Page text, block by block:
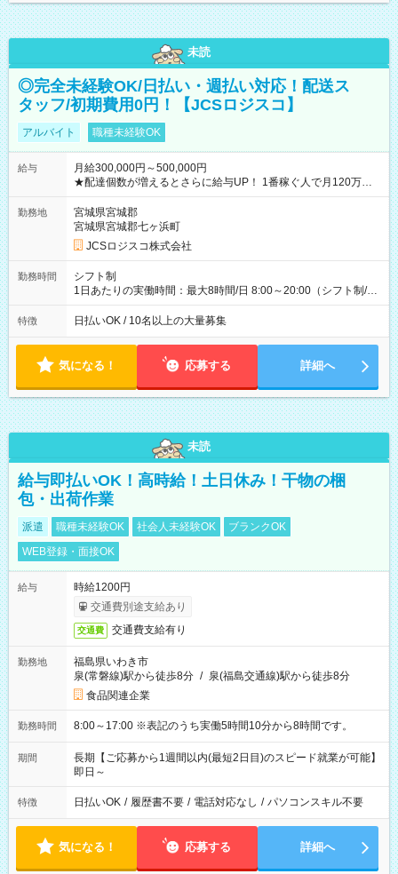
未読
◎完全未経験OK/日払い・週払い対応！配送ス
タッフ/初期費用0円！【JCSロジスコ】
アルバイト 職種未経験OK
給与
月給300,000円～500,000円
★配達個数が増えるとさらに給与UP！ 1番稼ぐ人で月120万ほ
ど！ ・主要都市エリア 月収55万円／週5日稼働 月収65万~112
万円／週6日稼働 ・地方郊外エリア 月収40万円／週5日稼働 月
収40万円~50万円／週6日稼働 ＜モデルイメージ＞ ■月収50万
円 (27歳男性/江東区在住)※元建築関係 1日150個配達×25日勤務
(日休み) ■月収80万円(43歳男性/墨田区在住)※元営業 1日200個
勤務地
宮城県宮城郡
宮城県宮城郡七ヶ浜町
JCSロジスコ株式会社
勤務時間
シフト制
1日あたりの実働時間：最大8時間/日 8:00～20:00（シフト制/実
働8時間） ※週5日勤務（場所次第では週4も有り） ※配達状況
によって時間外での勤務可能性有り ※案件により多少の前後あ
特徴 日払いOK / 10名以上の大量募集
気になる！ 応募する 詳細へ
未読
給与即払いOK！高時給！土日休み！干物の梱
包・出荷作業
派遣 職種未経験OK 社会人未経験OK
ブランクOK
WEB登録・面接OK
給与
時給1200円
交通費別途支給あり
交通費 交通費支給有り
勤務地
福島県いわき市
泉(常磐線)駅から徒歩8分 / 泉(福島交通線)駅から徒歩8分
食品関連企業
勤務時間 8:00～17:00 ※表記のうち実働5時間10分から8時間です。
期間
長期【ご応募から1週間以内(最短2日目)のスピード就業が可能】
即日～
特徴 日払いOK / 履歴書不要 / 電話対応なし / パソコンスキル不要
気になる！ 応募する 詳細へ